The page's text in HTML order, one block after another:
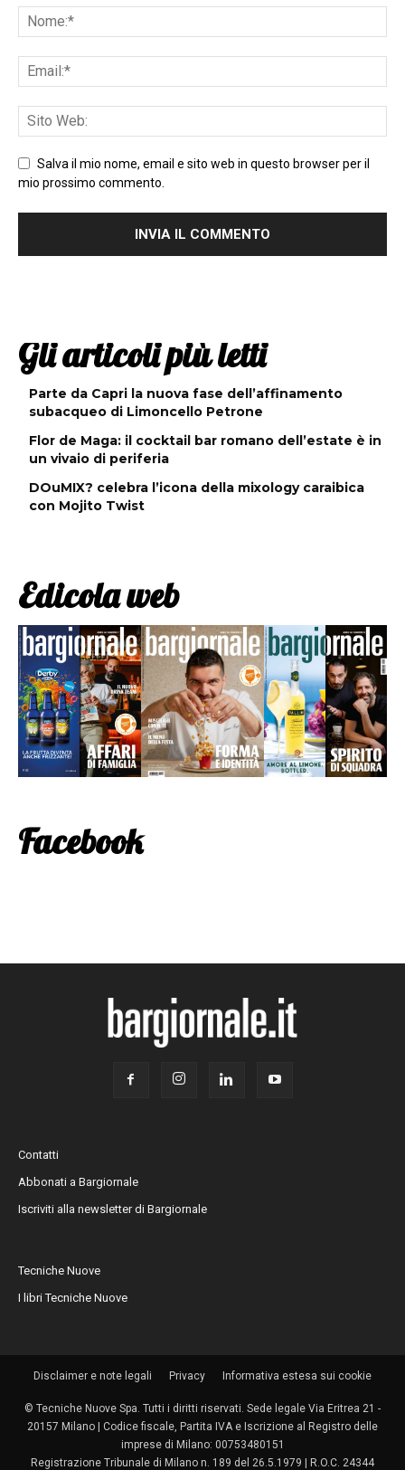
Salva il mio nome, email e sito web in questo browser per il
mio prossimo commento.
Gli articoli più letti
Parte da Capri la nuova fase dell’affinamento
subacqueo di Limoncello Petrone
Flor de Maga: il cocktail bar romano dell’estate è in
un vivaio di periferia
DOuMIX? celebra l’icona della mixology caraibica
con Mojito Twist
Edicola web
Facebook
Contatti
Abbonati a Bargiornale
Iscriviti alla newsletter di Bargiornale
Tecniche Nuove
I libri Tecniche Nuove
Disclaimer e note legali Privacy Informativa estesa sui cookie
© Tecniche Nuove Spa. Tutti i diritti riservati. Sede legale Via Eritrea 21 -
20157 Milano | Codice fiscale, Partita IVA e Iscrizione al Registro delle
imprese di Milano: 00753480151
Registrazione Tribunale di Milano n. 189 del 26.5.1979 | R.O.C. 24344